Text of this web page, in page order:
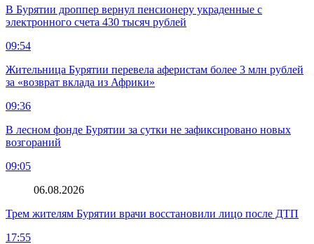
В Бурятии дроппер вернул пенсионеру украденные с
электронного счета 430 тысяч рублей
09:54
Жительница Бурятии перевела аферистам более 3 млн рублей
за «возврат вклада из Африки»
09:36
В лесном фонде Бурятии за сутки не зафиксировано новых
возгораний
09:05
06.08.2026
Трем жителям Бурятии врачи восстановили лицо после ДТП
17:55